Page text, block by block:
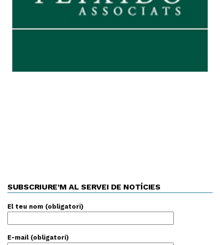
SUBSCRIURE’M AL SERVEI DE NOTÍCIES
El teu nom (obligatori)
E-mail (obligatori)